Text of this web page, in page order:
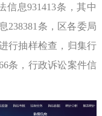
信息931413条，其中
238381条，区各委局
行抽样检查，归集行
条，行政诉讼案件信